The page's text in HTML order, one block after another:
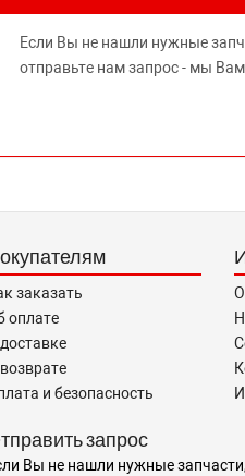
Если Вы не нашли нужные
отправьте нам запрос - мы
заказать
оплате
и безопасность
запрос
Вы не нашли нужные